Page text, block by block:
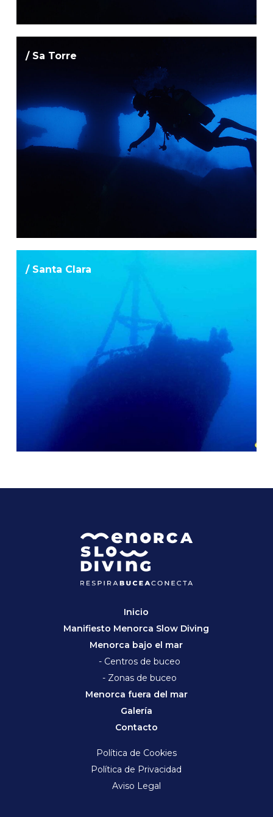
/ Sa Torre
/ Santa Clara
Inicio
Manifiesto Menorca Slow Diving
Menorca bajo el mar
- Centros de buceo
- Zonas de buceo
Menorca fuera del mar
Galería
Contacto
Política de Cookies
Política de Privacidad
Aviso Legal